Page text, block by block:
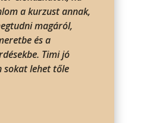
a kurzust annak,
magáról,
és a
Timi jó
sokat lehet tőle